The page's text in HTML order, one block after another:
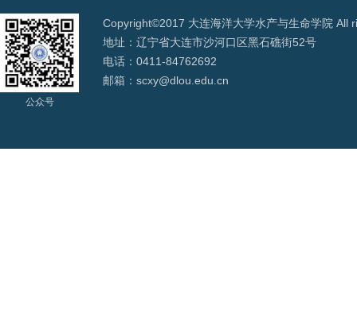
公众号
Copyright©2017 大连海洋大学水产与生命学院 All
地址：辽宁省大连市沙河口区黑石礁街52号
电话：0411-84762692
邮箱：scxy@dlou.edu.cn